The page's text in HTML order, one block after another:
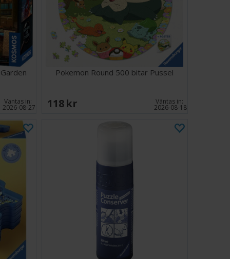
Animals, Aliens & Ninjas 1000 bitars pussel kan du
givande pusselresa och skapa ett fantastiskt
bit!
Väntas in:
2026-08-27
Pokemon Round 500 bitar Pussel
118 SEK Väntas in:
2026-08-18